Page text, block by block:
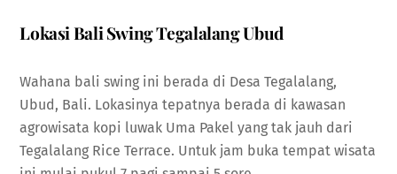
Lokasi Bali Swing Tegalalang Ubud
Wahana bali swing ini berada di Desa Tegalalang,
Ubud, Bali. Lokasinya tepatnya berada di kawasan
agrowisata kopi luwak Uma Pakel yang tak jauh dari
Tegalalang Rice Terrace. Untuk jam buka tempat wisata